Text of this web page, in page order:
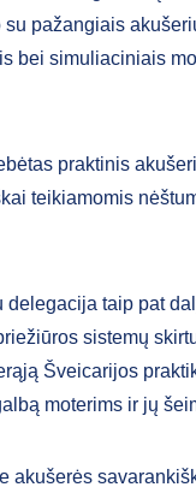
pažangiais
bei simuliaciniais
praktinis
teikiamomis
delegacija taip pat
sistemų
Šveicarijos
moterims ir jų
akušerės